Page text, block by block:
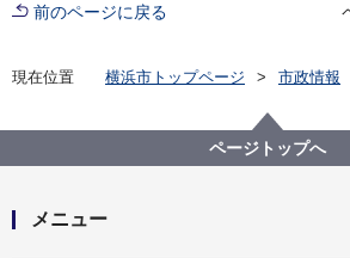
前のページに戻る
現在位置 横浜市トップページ
市政情報
ページトップへ
メニュー